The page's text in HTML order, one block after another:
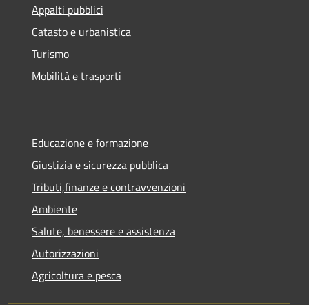
Appalti pubblici
Catasto e urbanistica
Turismo
Mobilità e trasporti
Educazione e formazione
Giustizia e sicurezza pubblica
Tributi,finanze e contravvenzioni
Ambiente
Salute, benessere e assistenza
Autorizzazioni
Agricoltura e pesca